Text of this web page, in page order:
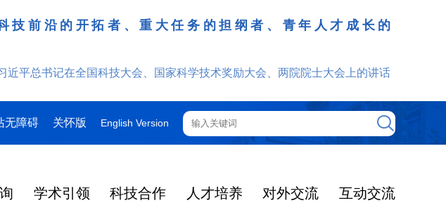
前沿的开拓者、重大任务的担纲者、青年人才成长的
平总书记在全国科技大会、国家科学技术奖励大会、两院院士大会上的讲话
无障碍 关怀版 English Version
学术引领 科技合作 人才培养 对外交流 互动交流